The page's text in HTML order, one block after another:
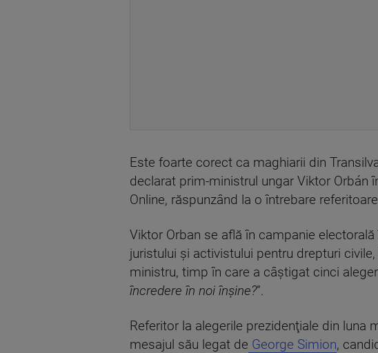
Este foarte corect ca maghiarii din
declarat prim-ministrul ungar Viktor Orbán
Online, răspunzând la o întrebare
Viktor Orban se află în campanie
juristului şi activistului pentru drepturi
ministru, timp în care a câştigat cinci
încredere în noi înşine?”.
Referitor la alegerile prezidenţiale din luna
mesajul său legat de George Simion,